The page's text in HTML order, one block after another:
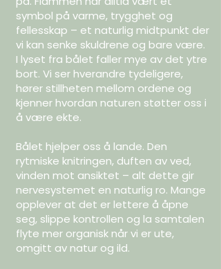
symbol på varme, trygghet og
fellesskap – et naturlig midtpunkt der
vi kan senke skuldrene og bare være.
I lyset fra bålet faller mye av det ytre
bort. Vi ser hverandre tydeligere,
hører stillheten mellom ordene og
kjenner hvordan naturen støtter oss i
å være ekte.
Bålet hjelper oss å lande. Den
rytmiske knitringen, duften av ved,
vinden mot ansiktet – alt dette gir
nervesystemet en naturlig ro. Mange
opplever at det er lettere å åpne
seg, slippe kontrollen og la samtalen
flyte mer organisk når vi er ute,
omgitt av natur og ild.